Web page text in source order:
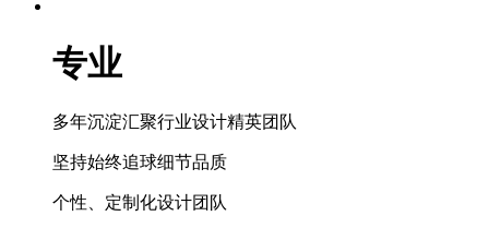
专业
多年沉淀汇聚行业设计精英团队
坚持始终追球细节品质
个性、定制化设计团队